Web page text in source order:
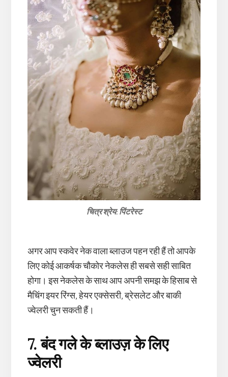
चित्र श्रेय: पिंटरेस्ट
अगर आप स्कवेर नेक वाला ब्लाउज पहन रही हैं तो आपके
लिए कोई आकर्षक चौकोर नेकलेस ही सबसे सही साबित
होगा। इस नेकलेस के साथ आप अपनी समझ के हिसाब से
मैचिंग इयर रिंग्स, हेयर एक्सेसरी, ब्रेसलेट और बाकी
ज्वेलरी चुन सकती हैं।
7. बंद गले के ब्लाउज़ के लिए
ज्वेलरी